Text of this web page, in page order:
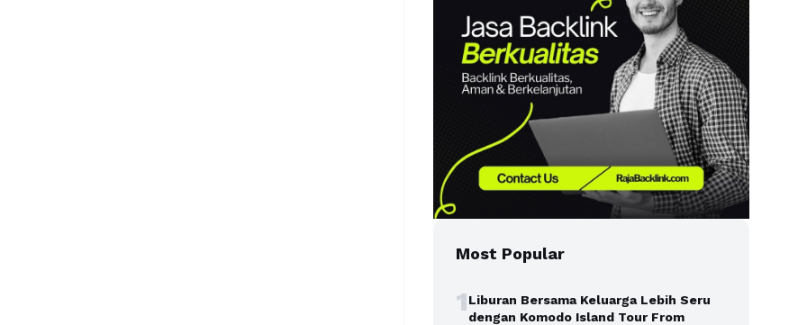
Most Popular
1Liburan Bersama Keluarga Lebih Seru
dengan Komodo Island Tour From